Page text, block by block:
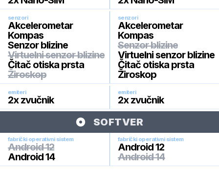
senzori
Akcelerometar
Kompas
Senzor blizine
Virtuelni senzor blizine
Čitač otiska prsta
Žiroskop
senzori
Akcelerometar
Kompas
Senzor blizine
Virtuelni senzor blizine
Čitač otiska prsta
Žiroskop
emiteri
2x zvučnik
emiteri
2x zvučnik
SOFTVER
fabrički operativni sistem
Android 12
Android 14
fabrički operativni sistem
Android 12
Android 14